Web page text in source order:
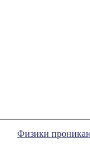
Физики